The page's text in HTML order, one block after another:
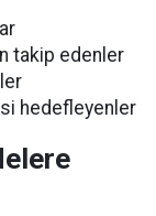
takip edenler
hedefleyenler